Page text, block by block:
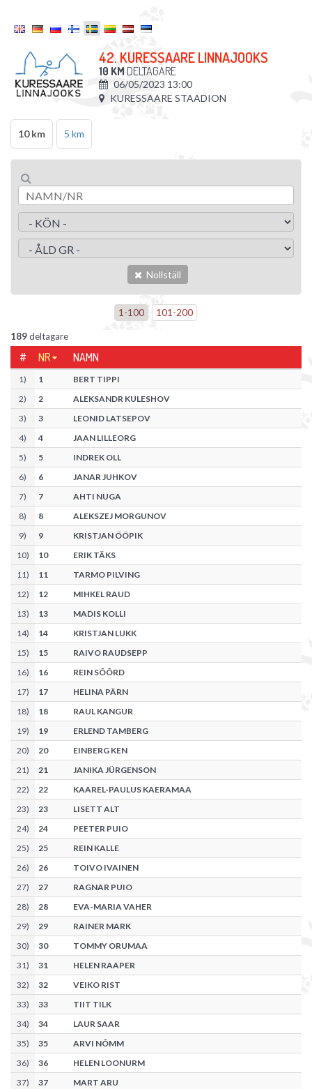
42. KURESSAARE LINNAJOOKS
10 KM DELTAGARE
06/05/2023 13:00
KURESSAARE STAADION
10 km 5 km
Nollställ
1-100 101-200
189deltagare
# NR NAMN
1) 1
BERT TIPPI
2) 2
ALEKSANDR KULESHOV
3) 3
LEONID LATSEPOV
4) 4
JAAN LILLEORG
5) 5
INDREK OLL
6) 6
JANAR JUHKOV
7) 7
AHTI NUGA
8) 8
ALEKSZEJ MORGUNOV
9) 9
KRISTJAN ÖÖPIK
10) 10
ERIK TÄKS
11) 11
TARMO PILVING
12) 12
MIHKEL RAUD
13) 13
MADIS KOLLI
14) 14
KRISTJAN LUKK
15) 15
RAIVO RAUDSEPP
16) 16
REIN SÕÕRD
17) 17
HELINA PÄRN
18) 18
RAUL KANGUR
19) 19
ERLEND TAMBERG
20) 20
EINBERG KEN
21) 21
JANIKA JÜRGENSON
22) 22
KAAREL-PAULUS KAERAMAA
23) 23
LISETT ALT
24) 24
PEETER PUIO
25) 25
REIN KALLE
26) 26
TOIVO IVAINEN
27) 27
RAGNAR PUIO
28) 28
EVA-MARIA VAHER
29) 29
RAINER MARK
30) 30
TOMMY ORUMAA
31) 31
HELEN RAAPER
32) 32
VEIKO RIST
33) 33
TIIT TILK
34) 34
LAUR SAAR
35) 35
ARVI NÕMM
36) 36
HELEN LOONURM
37) 37
MART ARU